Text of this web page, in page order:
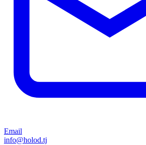
Email
info@holod.tj